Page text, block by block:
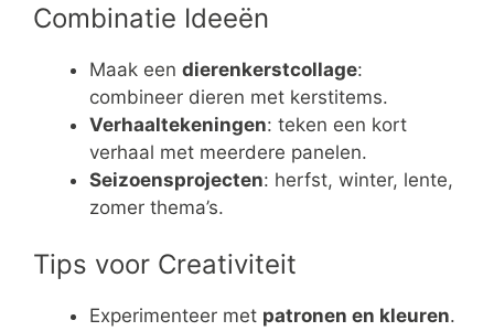
Combinatie Ideeën
Maak een dierenkerstcollage:
combineer dieren met kerstitems.
Verhaaltekeningen: teken een kort
verhaal met meerdere panelen.
Seizoensprojecten: herfst, winter, lente,
zomer thema’s.
Tips voor Creativiteit
Experimenteer met patronen en kleuren.